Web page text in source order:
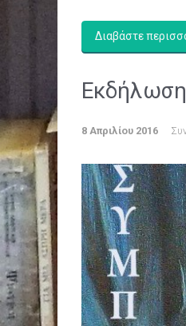
Διαβάστε
8 Απριλίου 2016